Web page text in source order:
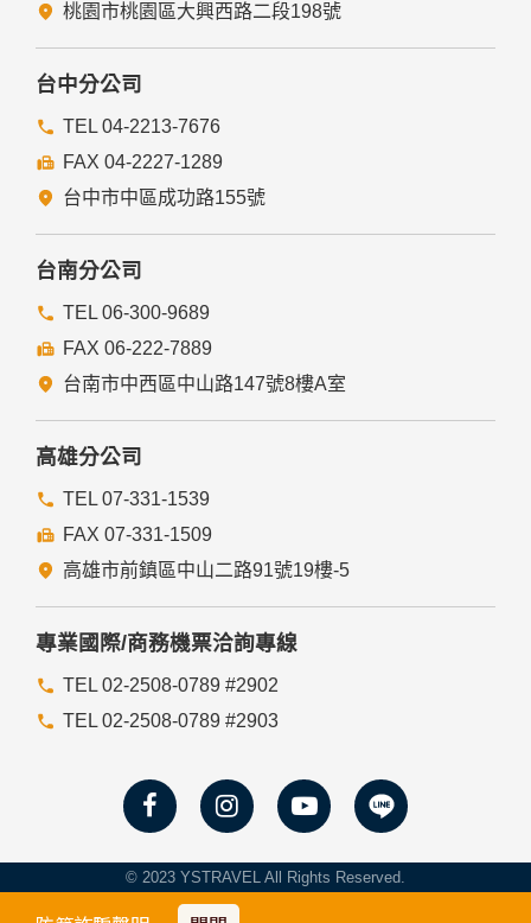
桃園市桃園區大興西路二段198號
台中分公司
TEL 04-2213-7676
FAX 04-2227-1289
台中市中區成功路155號
台南分公司
TEL 06-300-9689
FAX 06-222-7889
台南市中西區中山路147號8樓A室
高雄分公司
TEL 07-331-1539
FAX 07-331-1509
高雄市前鎮區中山二路91號19樓-5
專業國際/商務機票洽詢專線
TEL 02-2508-0789 #2902
TEL 02-2508-0789 #2903
© 2023 YSTRAVEL All Rights Reserved.